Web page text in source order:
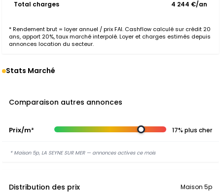
Total charges 4 244 €/an
* Rendement brut = loyer annuel / prix FAI. Cashflow calculé sur crédit 20
ans, apport 20%, taux marché interpolé. Loyer et charges estimés depuis
annonces location du secteur.
Stats Marché
Comparaison autres annonces
Prix/m² 17% plus cher
* Maison 5p, LA SEYNE SUR MER — annonces actives ce mois
Distribution des prix Maison 5p